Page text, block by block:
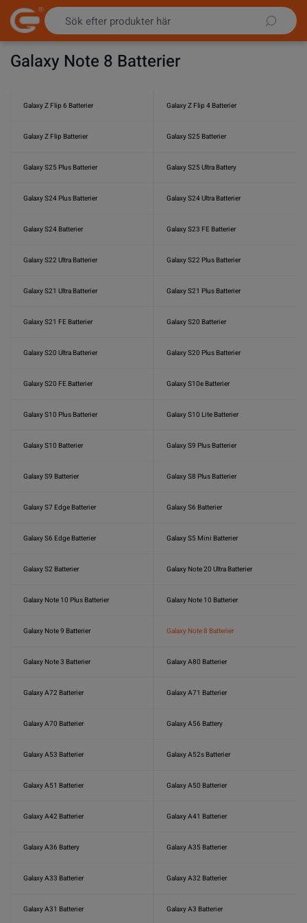
Hoppa till innehållet
Galaxy Note 8 Batterier
Galaxy Z Flip 6 Batterier Galaxy Z Flip 4 Batterier
Galaxy Z Flip Batterier Galaxy S25 Batterier
Galaxy S25 Plus Batterier Galaxy S25 Ultra Battery
Galaxy S24 Plus Batterier Galaxy S24 Ultra Batterier
Galaxy S24 Batterier Galaxy S23 FE Batterier
Galaxy S22 Ultra Batterier Galaxy S22 Plus Batterier
Galaxy S21 Ultra Batterier Galaxy S21 Plus Batterier
Galaxy S21 FE Batterier Galaxy S20 Batterier
Galaxy S20 Ultra Batterier Galaxy S20 Plus Batterier
Galaxy S20 FE Batterier Galaxy S10e Batterier
Galaxy S10 Plus Batterier Galaxy S10 Lite Batterier
Galaxy S10 Batterier Galaxy S9 Plus Batterier
Galaxy S9 Batterier Galaxy S8 Plus Batterier
Galaxy S7 Edge Batterier Galaxy S6 Batterier
Galaxy S6 Edge Batterier Galaxy S5 Mini Batterier
Galaxy S2 Batterier Galaxy Note 20 Ultra Batterier
Galaxy Note 10 Plus Batterier Galaxy Note 10 Batterier
Galaxy Note 9 Batterier Galaxy Note 8 Batterier
Galaxy Note 3 Batterier Galaxy A80 Batterier
Galaxy A72 Batterier Galaxy A71 Batterier
Galaxy A70 Batterier Galaxy A56 Battery
Galaxy A53 Batterier Galaxy A52s Batterier
Galaxy A51 Batterier Galaxy A50 Batterier
Galaxy A42 Batterier Galaxy A41 Batterier
Galaxy A36 Battery Galaxy A35 Batterier
Galaxy A33 Batterier Galaxy A32 Batterier
Galaxy A31 Batterier Galaxy A3 Batterier